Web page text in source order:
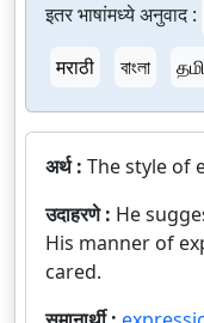
इतर भाषांमध्ये अनुवाद :
मराठी
বাংলা
अर्थ : The style of
उदाहरणे : He
His manner of
cared.